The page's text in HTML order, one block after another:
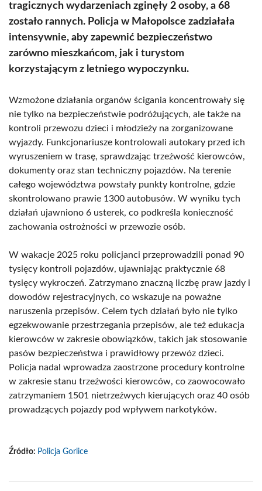
tragicznych wydarzeniach zginęły 2 osoby, a 68
zostało rannych. Policja w Małopolsce zadziałała
intensywnie, aby zapewnić bezpieczeństwo
zarówno mieszkańcom, jak i turystom
korzystającym z letniego wypoczynku.
Wzmożone działania organów ścigania koncentrowały się
nie tylko na bezpieczeństwie podróżujących, ale także na
kontroli przewozu dzieci i młodzieży na zorganizowane
wyjazdy. Funkcjonariusze kontrolowali autokary przed ich
wyruszeniem w trasę, sprawdzając trzeźwość kierowców,
dokumenty oraz stan techniczny pojazdów. Na terenie
całego województwa powstały punkty kontrolne, gdzie
skontrolowano prawie 1300 autobusów. W wyniku tych
działań ujawniono 6 usterek, co podkreśla konieczność
zachowania ostrożności w przewozie osób.
W wakacje 2025 roku policjanci przeprowadzili ponad 90
tysięcy kontroli pojazdów, ujawniając praktycznie 68
tysięcy wykroczeń. Zatrzymano znaczną liczbę praw jazdy i
dowodów rejestracyjnych, co wskazuje na poważne
naruszenia przepisów. Celem tych działań było nie tylko
egzekwowanie przestrzegania przepisów, ale też edukacja
kierowców w zakresie obowiązków, takich jak stosowanie
pasów bezpieczeństwa i prawidłowy przewóz dzieci.
Policja nadal wprowadza zaostrzone procedury kontrolne
w zakresie stanu trzeźwości kierowców, co zaowocowało
zatrzymaniem 1501 nietrzeźwych kierujących oraz 40 osób
prowadzących pojazdy pod wpływem narkotyków.
Źródło: Policja Gorlice